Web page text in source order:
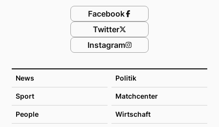
News Politik
Sport Matchcenter
People Wirtschaft
Facebook
Twitter
Instagram